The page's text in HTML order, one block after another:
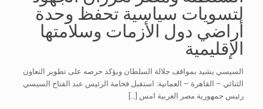
لتسويات سياسية تحفظ وحدة
أراضي دول الأزمات وسلامتها
الإقليمية
السيسي يشيد بمواقف جلالة السلطان ويؤكد حرصه على تطوير التعاون
الثنائي – القاهرة – العمانية: استقبل فخامة الرئيس عبد الفتاح السيسي
رئيس جمهورية مصر العربية امس